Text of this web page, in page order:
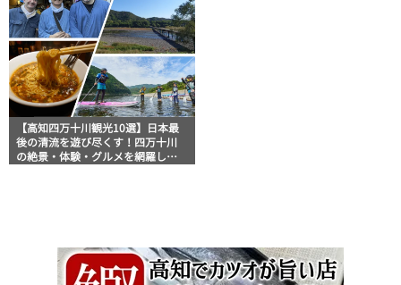
【高知四万十川観光10選】日本最
後の清流を遊び尽くす！四万十川
の絶景・体験・グルメを網羅した